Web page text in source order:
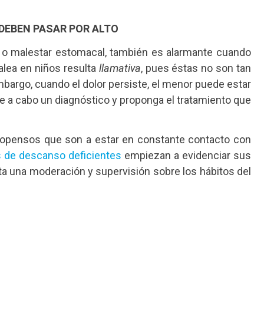
PASAR POR ALTO
malestar estomacal, también es alarmante cuando
en niños resulta llamativa, pues éstas no son tan
cuando el dolor persiste, el menor puede estar
cabo un diagnóstico y proponga el tratamiento que
que son a estar en constante contacto con
de descanso deficientes empiezan a evidenciar sus
una moderación y supervisión sobre los hábitos del